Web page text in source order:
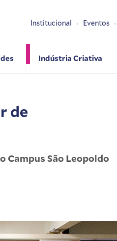
Indústria Criativa
Institucional Eventos
de
Campus São Leopoldo